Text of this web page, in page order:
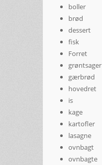
boller
brød
dessert
fisk
Forret
grøntsager
gærbrød
hovedret
is
kage
kartofler
lasagne
ovnbagt
ovnbagte